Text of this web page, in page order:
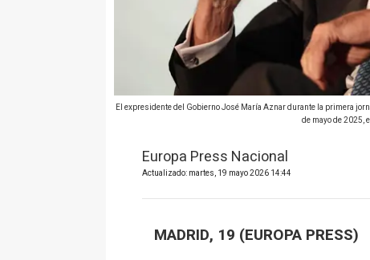
El expresidente del Gobierno José María Aznar durante la primera
de mayo de 2025,
Europa Press Nacional
Actualizado: martes, 19 mayo 2026 14:44
MADRID, 19 (EUROPA PRESS)